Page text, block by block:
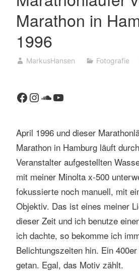
Marathon in
1996
MarkusHansen Fotografie
Facebook
Instagram
SoundCloud
YouTube
April 1996 und dieser
Marathon in Hamburg läuft
Veranstalter aufgestellten
mit meiner Minolta x-500
fokussierte noch manuell, mit
Objektiv. Das ist eines meiner
dieser Zeit und ich benutze
ich dachte, so bekomme ich
Belichtungszeiten hin. Ein
getan. Egal, das Motiv zählt.